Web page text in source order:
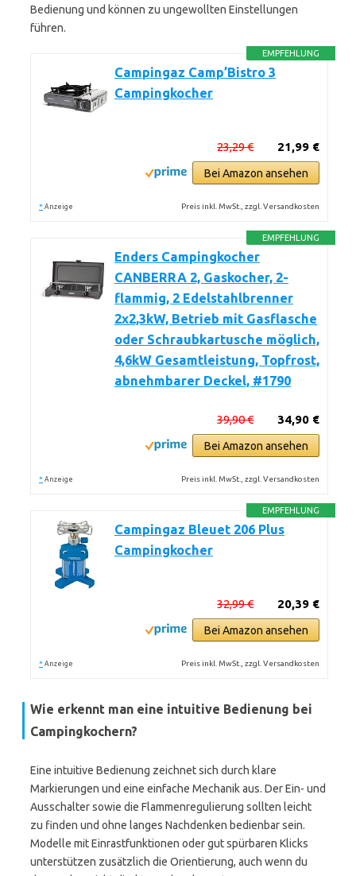
Bedienung und können zu ungewollten Einstellungen
führen.
EMPFEHLUNG
Campingaz Camp’Bistro 3
Campingkocher
21,99 €
23,29 €
Bei Amazon ansehen
* Anzeige Preis inkl. MwSt., zzgl. Versandkosten
EMPFEHLUNG
Enders Campingkocher
CANBERRA 2, Gaskocher, 2-
flammig, 2 Edelstahlbrenner
2x2,3kW, Betrieb mit Gasflasche
oder Schraubkartusche möglich,
4,6kW Gesamtleistung, Topfrost,
abnehmbarer Deckel, #1790
34,90 €
39,90 €
Bei Amazon ansehen
* Anzeige Preis inkl. MwSt., zzgl. Versandkosten
EMPFEHLUNG
Campingaz Bleuet 206 Plus
Campingkocher
20,39 €
32,99 €
Bei Amazon ansehen
* Anzeige Preis inkl. MwSt., zzgl. Versandkosten
Wie erkennt man eine intuitive Bedienung bei
Campingkochern?
Eine intuitive Bedienung zeichnet sich durch klare
Markierungen und eine einfache Mechanik aus. Der Ein- und
Ausschalter sowie die Flammenregulierung sollten leicht
zu finden und ohne langes Nachdenken bedienbar sein.
Modelle mit Einrastfunktionen oder gut spürbaren Klicks
unterstützen zusätzlich die Orientierung, auch wenn du